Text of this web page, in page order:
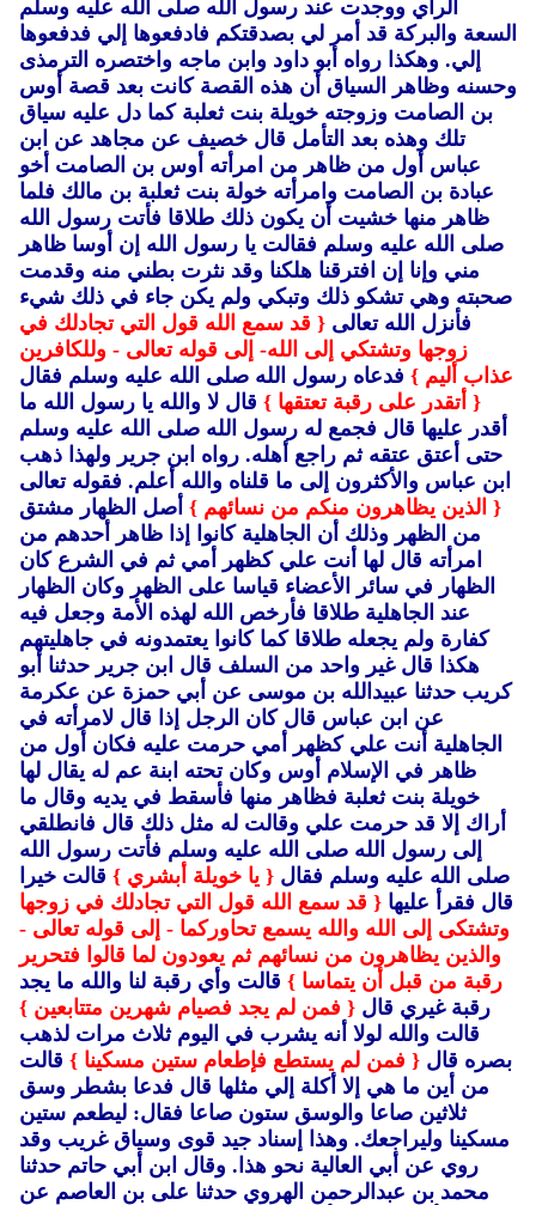
الرأي ووجدت عند رسول الله صلى الله عليه وسلم
السعة والبركة قد أمر لي بصدقتكم فادفعوها إلي فدفعوها
إلي. وهكذا رواه أبو داود وابن ماجه واختصره الترمذى
وحسنه وظاهر السياق أن هذه القصة كانت بعد قصة أوس
بن الصامت وزوجته خويلة بنت ثعلبة كما دل عليه سياق
تلك وهذه بعد التأمل قال خصيف عن مجاهد عن ابن
عباس أول من ظاهر من امرأته أوس بن الصامت أخو
عبادة بن الصامت وامرأته خولة بنت ثعلبة بن مالك فلما
ظاهر منها خشيت أن يكون ذلك طلاقا فأتت رسول الله
صلى الله عليه وسلم فقالت يا رسول الله إن أوسا ظاهر
مني وإنا إن افترقنا هلكنا وقد نثرت بطني منه وقدمت
صحبته وهي تشكو ذلك وتبكي ولم يكن جاء في ذلك شيء
فأنزل الله تعالى { قد سمع الله قول التي تجادلك في
زوجها وتشتكي إلى الله- إلى قوله تعالى - وللكافرين
عذاب أليم } فدعاه رسول الله صلى الله عليه وسلم فقال
{ أتقدر على رقبة تعتقها } قال لا والله يا رسول الله ما
أقدر عليها قال فجمع له رسول الله صلى الله عليه وسلم
حتى أعتق عتقه ثم راجع أهله. رواه ابن جرير ولهذا ذهب
ابن عباس والأكثرون إلى ما قلناه والله أعلم. فقوله تعالى
{ الذين يظاهرون منكم من نسائهم } أصل الظهار مشتق
من الظهر وذلك أن الجاهلية كانوا إذا ظاهر أحدهم من
امرأته قال لها أنت علي كظهر أمي ثم في الشرع كان
الظهار في سائر الأعضاء قياسا على الظهر وكان الظهار
عند الجاهلية طلاقا فأرخص الله لهذه الأمة وجعل فيه
كفارة ولم يجعله طلاقا كما كانوا يعتمدونه في جاهليتهم
هكذا قال غير واحد من السلف قال ابن جرير حدثنا أبو
كريب حدثنا عبيدالله بن موسى عن أبي حمزة عن عكرمة
عن ابن عباس قال كان الرجل إذا قال لامرأته في
الجاهلية أنت علي كظهر أمي حرمت عليه فكان أول من
ظاهر في الإسلام أوس وكان تحته ابنة عم له يقال لها
خويلة بنت ثعلبة فظاهر منها فأسقط في يديه وقال ما
أراك إلا قد حرمت علي وقالت له مثل ذلك قال فانطلقي
إلى رسول الله صلى الله عليه وسلم فأتت رسول الله
صلى الله عليه وسلم فقال { يا خويلة أبشري } قالت خيرا
قال فقرأ عليها { قد سمع الله قول التي تجادلك في زوجها
وتشتكى إلى الله والله يسمع تحاوركما - إلى قوله تعالى -
والذين يظاهرون من نسائهم ثم يعودون لما قالوا فتحرير
رقبة من قبل أن يتماسا } قالت وأي رقبة لنا والله ما يجد
رقبة غيري قال { فمن لم يجد فصيام شهرين متتابعين }
قالت والله لولا أنه يشرب في اليوم ثلاث مرات لذهب
بصره قال { فمن لم يستطع فإطعام ستين مسكينا } قالت
من أين ما هي إلا أكلة إلي مثلها قال فدعا بشطر وسق
ثلاثين صاعا والوسق ستون صاعا فقال: ليطعم ستين
مسكينا وليراجعك. وهذا إسناد جيد قوى وسياق غريب وقد
روي عن أبي العالية نحو هذا. وقال ابن أبي حاتم حدثنا
محمد بن عبدالرحمن الهروي حدثنا على بن العاصم عن